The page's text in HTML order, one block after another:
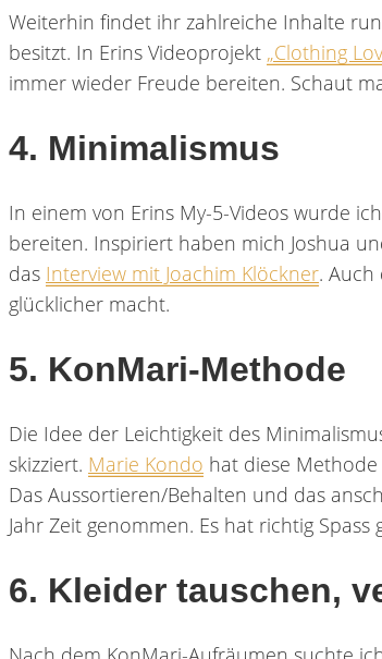
Weiterhin findet ihr zahlreiche Inhalte
besitzt. In Erins Videoprojekt „Clothing
immer wieder Freude bereiten. Schaut
4. Minimalismus
In einem von Erins My-5-Videos wurde
bereiten. Inspiriert haben mich Joshua
das Interview mit Joachim Klöckner. Auch
glücklicher macht.
5. KonMari-Methode
Die Idee der Leichtigkeit des
skizziert. Marie Kondo hat diese
Das Aussortieren/Behalten und das
Jahr Zeit genommen. Es hat richtig
6. Kleider tauschen,